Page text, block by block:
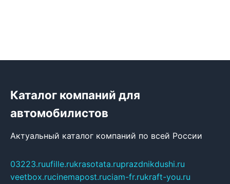
Каталог компаний для
автомобилистов
Актуальный каталог компаний по всей России
03223.ruufille.rukrasotata.ruprazdnikdushi.ru
veetbox.rucinemapost.ruciam-fr.rukraft-you.ru